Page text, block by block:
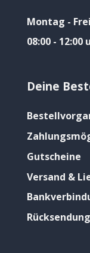
Montag -
08:00 - 12:00
Deine
Gutscheine
Versand &
Rücksendung